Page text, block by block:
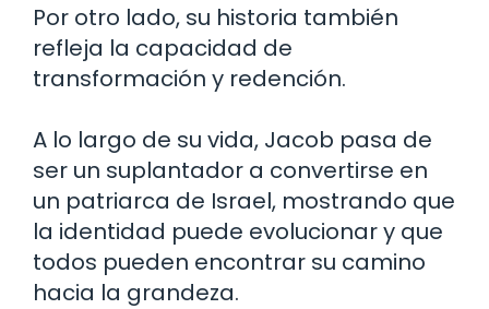
Por otro lado, su historia también
refleja la capacidad de
transformación y redención.
A lo largo de su vida, Jacob pasa de
ser un suplantador a convertirse en
un patriarca de Israel, mostrando que
la identidad puede evolucionar y que
todos pueden encontrar su camino
hacia la grandeza.